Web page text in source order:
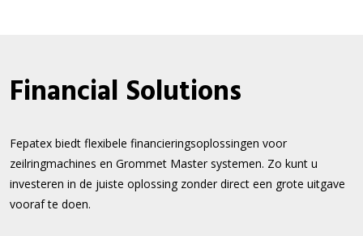
Financial Solutions
Fepatex biedt flexibele financieringsoplossingen voor
zeilringmachines en Grommet Master systemen. Zo kunt u
investeren in de juiste oplossing zonder direct een grote uitgave
vooraf te doen.